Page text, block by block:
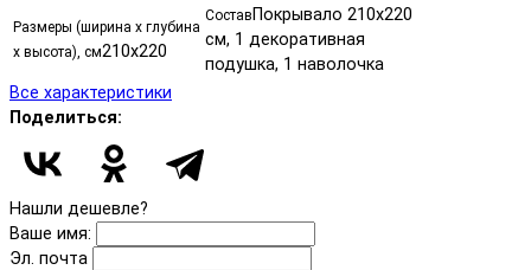
Размеры (ширина х глубина
х высота), см210x220
Состав Покрывало 210x220
см, 1 декоративная
подушка, 1 наволочка
Все характеристики
Поделиться:
Нашли дешевле?
Ваше имя:
Эл. почта